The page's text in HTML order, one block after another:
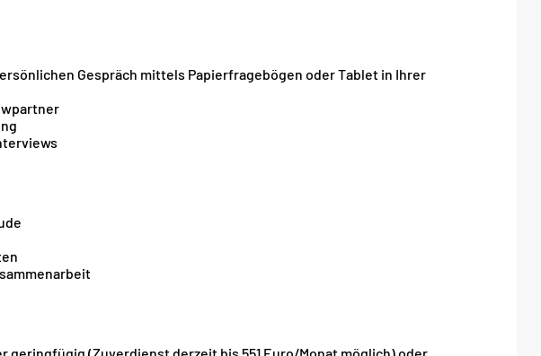
Gespräch mittels Papierfragebögen oder Tablet in Ihrer
geringfügig (Zuverdienst derzeit bis 551 Euro/Monat möglich) oder